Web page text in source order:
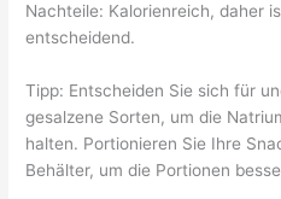
Nachteile: Kalorienreich, daher
entscheidend.
Tipp: Entscheiden Sie sich für
gesalzene Sorten, um die
halten. Portionieren Sie Ihre
Behälter, um die Portionen